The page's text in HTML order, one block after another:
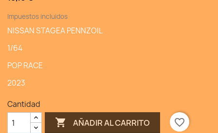
Impuestos incluidos
NISSAN STAGEA PENNZOIL
1/64
POP RACE
2023
Cantidad
 AÑADIR AL CARRITO
favorite_border